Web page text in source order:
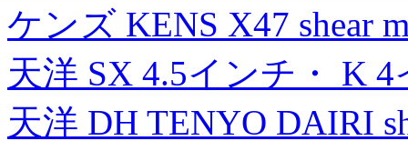
ケンズ KENS X47 shear
天洋 SX 4.5インチ・ K
天洋 DH TENYO DAIRI